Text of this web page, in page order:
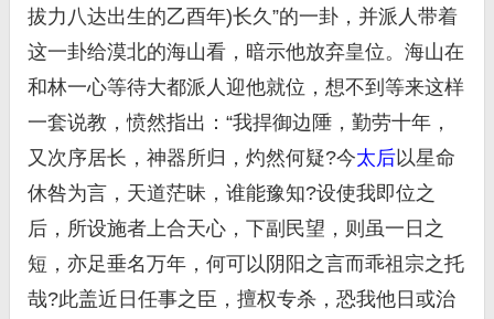
拔力八达出生的乙酉年)长久”的一卦，并派人带着
这一卦给漠北的海山看，暗示他放弃皇位。海山在
和林一心等待大都派人迎他就位，想不到等来这样
一套说教，愤然指出：“我捍御边陲，勤劳十年，
又次序居长，神器所归，灼然何疑?今太后以星命
休咎为言，天道茫昧，谁能豫知?设使我即位之
后，所设施者上合天心，下副民望，则虽一日之
短，亦足垂名万年，何可以阴阳之言而乖祖宗之托
哉?此盖近日任事之臣，擅权专杀，恐我他日或治